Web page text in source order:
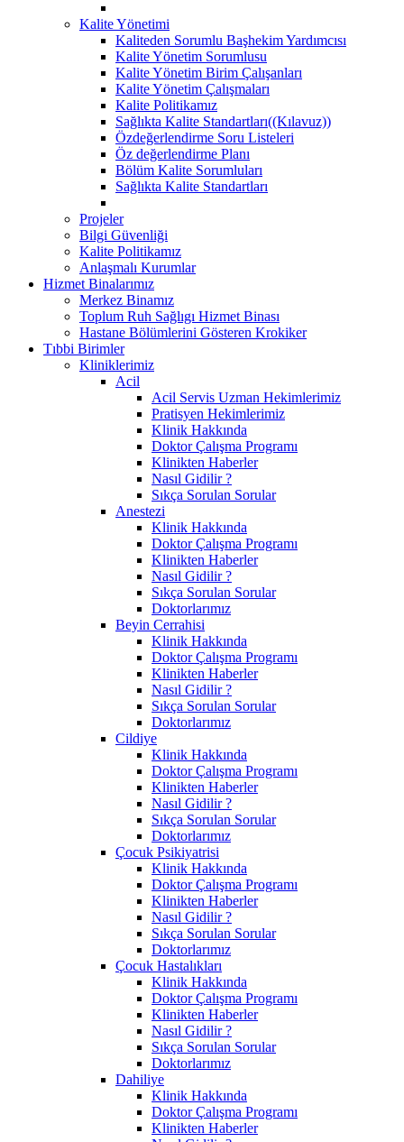
Kalite Yönetimi
Kaliteden Sorumlu Başhekim Yardımcısı
Kalite Yönetim Sorumlusu
Kalite Yönetim Birim Çalışanları
Kalite Yönetim Çalışmaları
Kalite Politikamız
Sağlıkta Kalite Standartları((Kılavuz))
Özdeğerlendirme Soru Listeleri
Öz değerlendirme Planı
Bölüm Kalite Sorumluları
Sağlıkta Kalite Standartları
Projeler
Bilgi Güvenliği
Kalite Politikamız
Anlaşmalı Kurumlar
Hizmet Binalarımız
Merkez Binamız
Toplum Ruh Sağlıgı Hizmet Binası
Hastane Bölümlerini Gösteren Krokiker
Tıbbi Birimler
Kliniklerimiz
Acil
Acil Servis Uzman Hekimlerimiz
Pratisyen Hekimlerimiz
Klinik Hakkında
Doktor Çalışma Programı
Klinikten Haberler
Nasıl Gidilir ?
Sıkça Sorulan Sorular
Anestezi
Klinik Hakkında
Doktor Çalışma Programı
Klinikten Haberler
Nasıl Gidilir ?
Sıkça Sorulan Sorular
Doktorlarımız
Beyin Cerrahisi
Klinik Hakkında
Doktor Çalışma Programı
Klinikten Haberler
Nasıl Gidilir ?
Sıkça Sorulan Sorular
Doktorlarımız
Cildiye
Klinik Hakkında
Doktor Çalışma Programı
Klinikten Haberler
Nasıl Gidilir ?
Sıkça Sorulan Sorular
Doktorlarımız
Çocuk Psikiyatrisi
Klinik Hakkında
Doktor Çalışma Programı
Klinikten Haberler
Nasıl Gidilir ?
Sıkça Sorulan Sorular
Doktorlarımız
Çocuk Hastalıkları
Klinik Hakkında
Doktor Çalışma Programı
Klinikten Haberler
Nasıl Gidilir ?
Sıkça Sorulan Sorular
Doktorlarımız
Dahiliye
Klinik Hakkında
Doktor Çalışma Programı
Klinikten Haberler